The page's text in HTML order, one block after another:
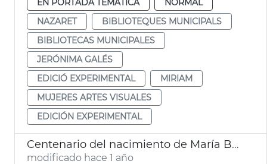
NAZARET
BIBLIOTEQUES MUNICIPALS
BIBLIOTECAS MUNICIPALES
JERÓNIMA GALÉS
EDICIÓ EXPERIMENTAL
MIRIAM
MUJERES ARTES VISUALES
EDICIÓN EXPERIMENTAL
Centenario del nacimiento de María Beneyto
modificado hace 1 año